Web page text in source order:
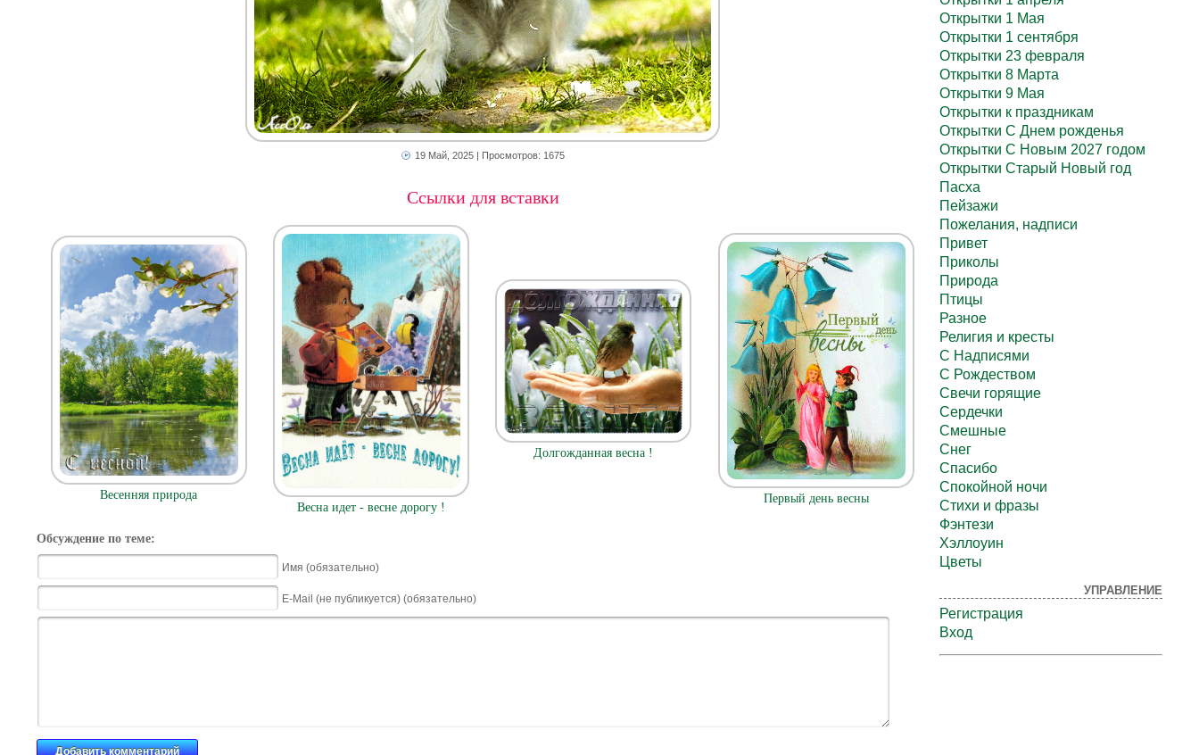
19 Май, 2025| Просмотров: 1675
Ссылки для вставки
Весенняя природа
Весна идет - весне дорогу !
Долгожданная весна !
Первый день весны
Обсуждение по теме:
Имя (обязательно)
E-Mail (не публикуется) (обязательно)
Открытки 1 Мая
Открытки 1 сентября
Открытки 23 февраля
Открытки 8 Марта
Открытки 9 Мая
Открытки к праздникам
Открытки С Днем рожденья
Открытки С Новым 2027 годом
Открытки Старый Новый год
Пасха
Пейзажи
Пожелания, надписи
Привет
Приколы
Природа
Птицы
Разное
Религия и кресты
С Надписями
С Рождеством
Свечи горящие
Сердечки
Смешные
Снег
Спасибо
Спокойной ночи
Стихи и фразы
Фэнтези
Хэллоуин
Цветы
УПРАВЛЕНИЕ
Регистрация
Вход